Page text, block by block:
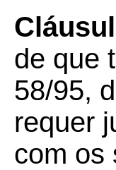
de que
58/95,
requer
com os